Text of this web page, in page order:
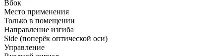
Вбок
Место применения
Только в помещении
Направление изгиба
Side (поперёк оптической оси)
Управление